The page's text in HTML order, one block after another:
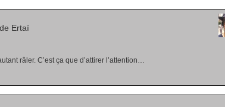
Ertaï
râler. C’est ça que d’attirer l’attention…